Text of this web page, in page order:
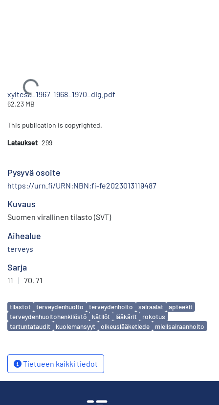
Ladataan...
xyltesa_1967-1968_1970_dig.pdf
62.23 MB
This publication is copyrighted.
Lataukset 299
Pysyvä osoite
https://urn.fi/URN:NBN:fi-fe2023013119487
Kuvaus
Suomen virallinen tilasto (SVT)
Aihealue
terveys
Sarja
11 | 70, 71
Avainsanat
tilastot terveydenhuolto terveydenhoito sairaalat
apteekit
terveydenhuoltohenkilöstö
kätilöt lääkärit
rokotus
tartuntataudit
kuolemansyyt oikeuslääketiede mielisairaanhoito
Tietueen kaikki tiedot